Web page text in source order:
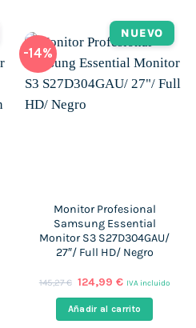
-14%
NUEVO
Monitor Profesional
Samsung Essential
Monitor S3 S27D304GAU/
27″/ Full HD/ Negro
145,27€ El
original
era:
124,99€El
actual
es:
IVA incluido
Añadir al carrito